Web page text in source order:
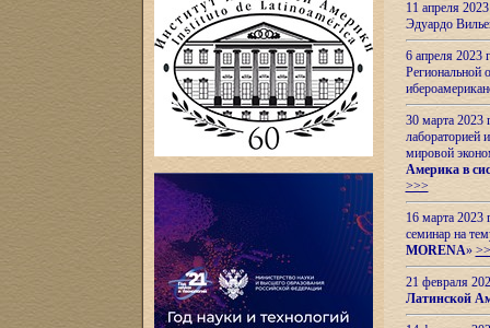
11 апреля
Эдуардо
6 апреля
Региональной
30 марта 2023
лабораторией
мировой
Америка в
>>>
16 марта 2023
семинар на
MORENA»
21 февраля
Латинской